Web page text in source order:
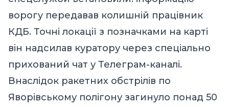
ворогу передавав колишній працівник
КДБ. Точні локації з позначками на карті
він надсилав куратору через спеціально
прихований чат у Телеграм-каналі.
Внаслідок ракетних обстрілів по
Яворівському полігону загинуло понад 50